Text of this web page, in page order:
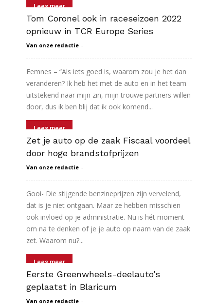
Lees meer
Tom Coronel ook in raceseizoen 2022
opnieuw in TCR Europe Series
Van onze redactie -
Eemnes – “Als iets goed is, waarom zou je het dan
veranderen? Ik heb het met de auto en in het team
uitstekend naar mijn zin, mijn trouwe partners willen
door, dus ik ben blij dat ik ook komend...
Lees meer
Zet je auto op de zaak Fiscaal voordeel
door hoge brandstofprijzen
Van onze redactie -
Gooi- Die stijgende benzineprijzen zijn vervelend,
dat is je niet ontgaan. Maar ze hebben misschien
ook invloed op je administratie. Nu is hét moment
om na te denken of je je auto op naam van de zaak
zet. Waarom nu?...
Lees meer
Eerste Greenwheels-deelauto’s
geplaatst in Blaricum
Van onze redactie -